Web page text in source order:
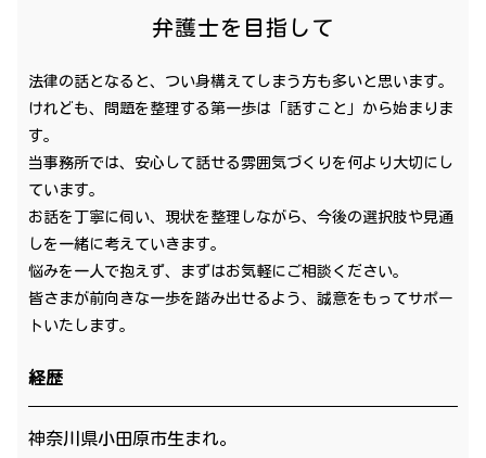
弁護士を目指して
法律の話となると、つい身構えてしまう方も多いと思います。
けれども、問題を整理する第一歩は「話すこと」から始まりま
す。
当事務所では、安心して話せる雰囲気づくりを何より大切にし
ています。
お話を丁寧に伺い、現状を整理しながら、今後の選択肢や見通
しを一緒に考えていきます。
悩みを一人で抱えず、まずはお気軽にご相談ください。
皆さまが前向きな一歩を踏み出せるよう、誠意をもってサポー
トいたします。
経歴
神奈川県小田原市生まれ。